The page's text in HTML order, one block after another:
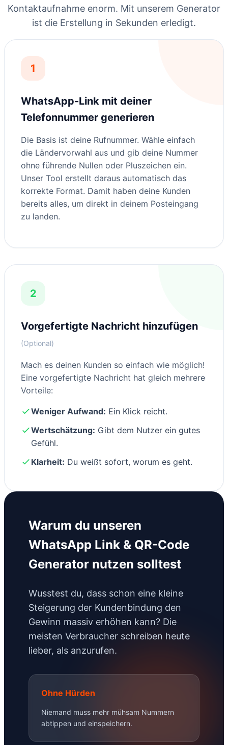
Kontaktaufnahme enorm. Mit unserem Generator
ist die Erstellung in Sekunden erledigt.
1
WhatsApp-Link mit deiner
Telefonnummer generieren
Die Basis ist deine Rufnummer. Wähle einfach
die Ländervorwahl aus und gib deine Nummer
ohne führende Nullen oder Pluszeichen ein.
Unser Tool erstellt daraus automatisch das
korrekte Format. Damit haben deine Kunden
bereits alles, um direkt in deinem Posteingang
zu landen.
2
Vorgefertigte Nachricht hinzufügen
(Optional)
Mach es deinen Kunden so einfach wie möglich!
Eine vorgefertigte Nachricht hat gleich mehrere
Vorteile:
Weniger Aufwand: Ein Klick reicht.
Wertschätzung: Gibt dem Nutzer ein gutes
Gefühl.
Klarheit: Du weißt sofort, worum es geht.
Warum du unseren
WhatsApp Link & QR-Code
Generator nutzen solltest
Wusstest du, dass schon eine kleine
Steigerung der Kundenbindung den
Gewinn massiv erhöhen kann? Die
meisten Verbraucher schreiben heute
lieber, als anzurufen.
Ohne Hürden
Niemand muss mehr mühsam Nummern
abtippen und einspeichern.